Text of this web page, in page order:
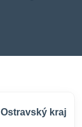
kraj